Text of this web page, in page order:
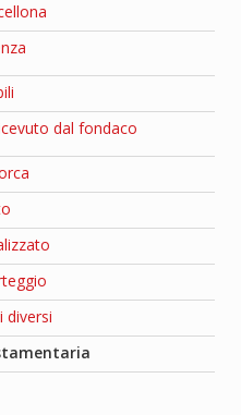
dal fondaco
diversi